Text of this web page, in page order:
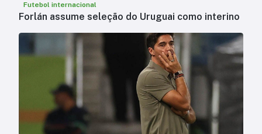
Futebol internacional
Forlán assume seleção do Uruguai como interino